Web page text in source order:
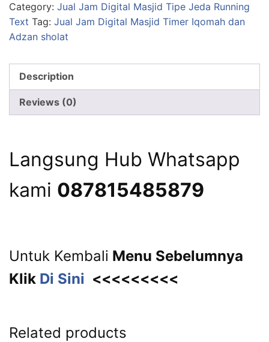
Category: Jual Jam Digital Masjid Tipe Jeda Running
Text Tag: Jual Jam Digital Masjid Timer Iqomah dan
Adzan sholat
Description
Reviews (0)
Langsung Hub Whatsapp
kami 087815485879
Untuk Kembali Menu Sebelumnya
Klik Di Sini <<<<<<<<<
Related products